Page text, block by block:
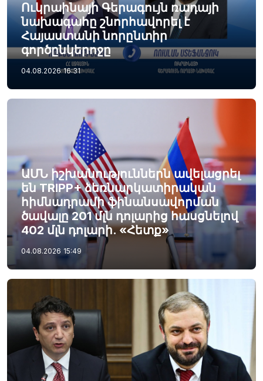
Ուկրաինայի Գերագույն ռադայի
նախագահը շնորհավորել է
Հայաստանի նորընտիր
գործընկերոջը
04.08.2026 16:31
ԱՄՆ իշխանություններն ավելացրել
են TRIPP+ ձեռնարկատիրական
հիմնադրամի ֆինանսավորման
ծավալը 201 մլն դոլարից հասցնելով
402 մլն դոլարի. «Հետք»
04.08.2026 15:49